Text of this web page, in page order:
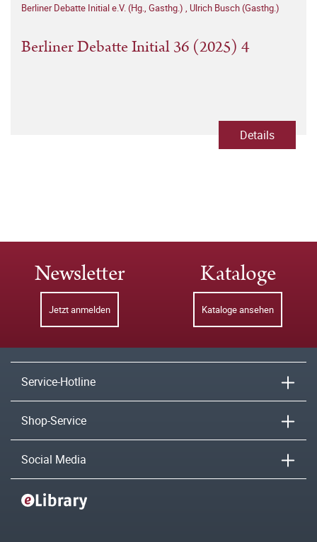
Berliner Debatte Initial e.V. (Hg., Gasthg.) , Ulrich Busch (Gasthg.)
Berliner Debatte Initial 36 (2025) 4
Details
Newsletter
Jetzt anmelden
Kataloge
Kataloge ansehen
Service-Hotline
Shop-Service
Social Media